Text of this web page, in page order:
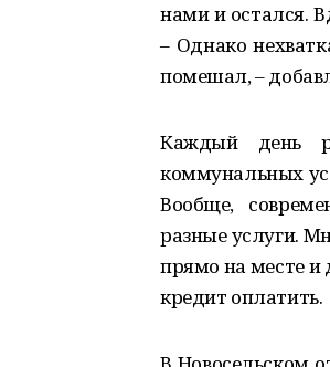
нами и остался.
– Однако
помешал, –
Каждый день
коммунальных
Вообще,
разные услуги.
прямо на месте и
кредит оплатить.